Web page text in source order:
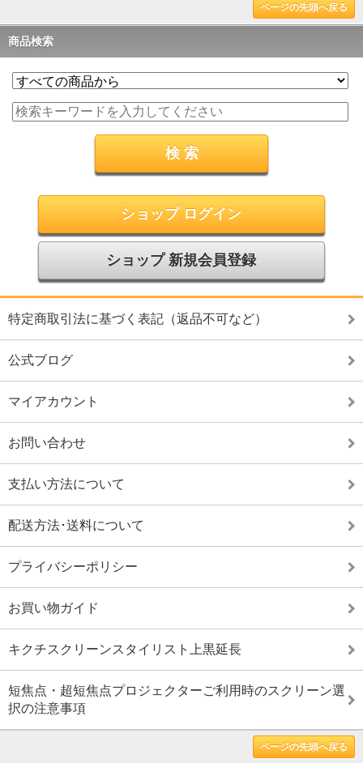
ページの先頭へ戻る
商品検索
ショップ ログイン
ショップ 新規会員登録
特定商取引法に基づく表記（返品不可など）
公式ブログ
マイアカウント
お問い合わせ
支払い方法について
配送方法･送料について
プライバシーポリシー
お買い物ガイド
キクチスクリーンスタイリスト上黒延長
短焦点・超短焦点プロジェクターご利用時のスクリーン選
択の注意事項
ページの先頭へ戻る